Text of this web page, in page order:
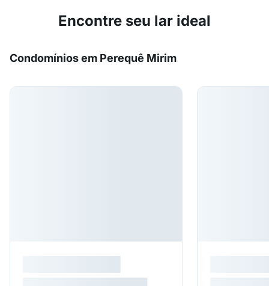
Encontre seu lar ideal
Condomínios em Perequê Mirim